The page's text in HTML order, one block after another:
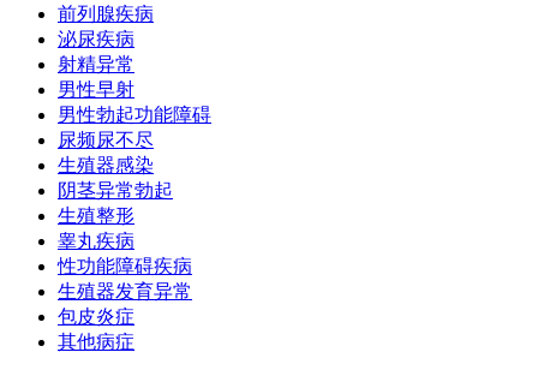
前列腺疾病
泌尿疾病
射精异常
男性早射
男性勃起功能障碍
尿频尿不尽
生殖器感染
阴茎异常勃起
生殖整形
睾丸疾病
性功能障碍疾病
生殖器发育异常
包皮炎症
其他病症